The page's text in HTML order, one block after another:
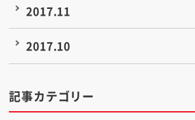
2017.11
2017.10
記事カテゴリー